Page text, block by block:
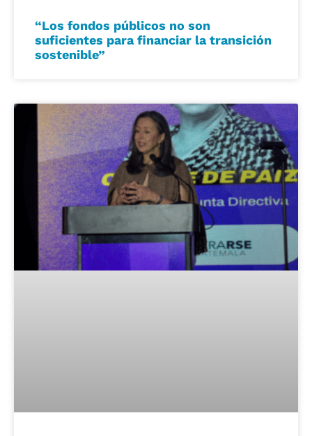
“Los fondos públicos no son
suficientes para financiar la transición
sostenible”